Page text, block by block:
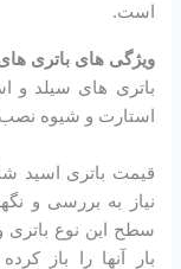
است.
ویژگی های باتری
باتری های سیلد و
استارت و شیوه نصب
قیمت باتری اسید
نیاز به بررسی و
سطح این نوع باتری
بار آنها را باز